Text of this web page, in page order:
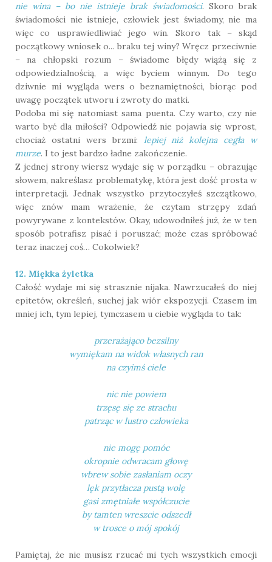
nie wina – bo nie istnieje brak świadomości. Skoro brak
świadomości nie istnieje, człowiek jest świadomy, nie ma
więc co usprawiedliwiać jego win. Skoro tak – skąd
początkowy wniosek o... braku tej winy? Wręcz przeciwnie
– na chłopski rozum – świadome błędy wiążą się z
odpowiedzialnością, a więc byciem winnym. Do tego
dziwnie mi wygląda wers o beznamiętności, biorąc pod
uwagę początek utworu i zwroty do matki.
Podoba mi się natomiast sama puenta. Czy warto, czy nie
warto być dla miłości? Odpowiedź nie pojawia się wprost,
chociaż ostatni wers brzmi: lepiej niż kolejna cegła w
murze. I to jest bardzo ładne zakończenie.
Z jednej strony wiersz wydaje się w porządku – obrazując
słowem, nakreślasz problematykę, która jest dość prosta w
interpretacji. Jednak wszystko przytoczyłeś szczątkowo,
więc znów mam wrażenie, że czytam strzępy zdań
powyrywane z kontekstów. Okay, udowodniłeś już, że w ten
sposób potrafisz pisać i poruszać; może czas spróbować
teraz inaczej coś… Cokolwiek?
12. Miękka żyletka
Całość wydaje mi się strasznie nijaka. Nawrzucałeś do niej
epitetów, określeń, suchej jak wiór ekspozycji. Czasem im
mniej ich, tym lepiej, tymczasem u ciebie wygląda to tak:
przerażająco bezsilny
wymiękam na widok własnych ran
na czyimś ciele
nic nie powiem
trzęsę się ze strachu
patrząc w lustro człowieka
nie mogę pomóc
okropnie odwracam głowę
wbrew sobie zasłaniam oczy
lęk przytłacza pustą wolę
gasi zmętniałe współczucie
by tamten wreszcie odszedł
w trosce o mój spokój
Pamiętaj, że nie musisz rzucać mi tych wszystkich emocji